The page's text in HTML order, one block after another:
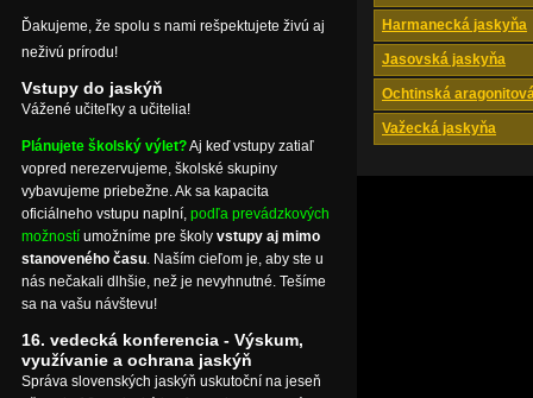
Harmanecká jaskyňa
Jasovská jaskyňa
Ochtinská
Važecká jaskyňa
Ďakujeme, že spolu s nami rešpektujete živú aj
neživú prírodu!
Vstupy do jaskýň
Vážené učiteľky a učitelia!
Plánujete školský výlet?Aj keď vstupy zatiaľ
vopred nerezervujeme, školské skupiny
vybavujeme priebežne. Ak sa kapacita
oficiálneho vstupu naplní, podľa prevádzkových
možností umožníme pre školy vstupy aj mimo
stanoveného času. Naším cieľom je, aby ste u
nás nečakali dlhšie, než je nevyhnutné. Tešíme
sa na vašu návštevu!
16. vedecká konferencia - Výskum,
využívanie a ochrana jaskýň
Správa slovenských jaskýň uskutoční na jeseň